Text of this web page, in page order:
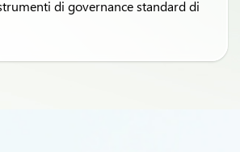
di governance standard di